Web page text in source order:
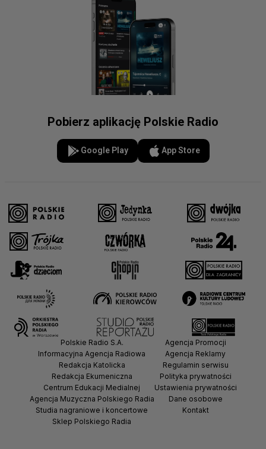
Pobierz aplikację Polskie Radio
Google Play App Store
Polskie Radio S.A.
Informacyjna Agencja Radiowa
Redakcja Katolicka
Redakcja Ekumeniczna
Centrum Edukacji Medialnej
Agencja Muzyczna Polskiego Radia
Studia nagraniowe i koncertowe
Sklep Polskiego Radia
Agencja Promocji
Agencja Reklamy
Regulamin serwisu
Polityka prywatności
Ustawienia prywatności
Dane osobowe
Kontakt